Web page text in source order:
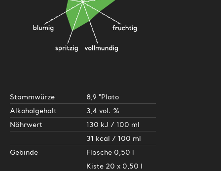
Stammwürze
8,9 °Plato
Alkoholgehalt
3,4 vol. %
Nährwert
130 kJ / 100 ml
31 kcal / 100 ml
Gebinde
Flasche 0,50 l
Kiste 20 x 0,50 l